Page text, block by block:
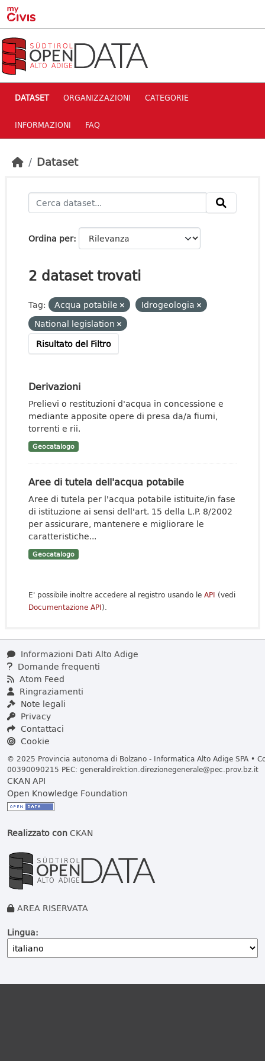
Skip to main content
DATASET ORGANIZZAZIONI CATEGORIE
INFORMAZIONI FAQ
Dataset
Ordina per
2 dataset trovati
Tag: Acqua potabile
Idrogeologia
National legislation
Risultato del Filtro
Derivazioni
Prelievi o restituzioni d'acqua in concessione e
mediante apposite opere di presa da/a fiumi,
torrenti e rii.
Geocatalogo
Aree di tutela dell'acqua potabile
Aree di tutela per l'acqua potabile istituite/in fase
di istituzione ai sensi dell'art. 15 della L.P. 8/2002
per assicurare, mantenere e migliorare le
caratteristiche...
Geocatalogo
E' possibile inoltre accedere al registro usando le API (vedi
Documentazione API).
Informazioni Dati Alto Adige
Domande frequenti
Atom Feed
Ringraziamenti
Note legali
Privacy
Contattaci
Cookie
© 2025 Provincia autonoma di Bolzano - Informatica Alto Adige SPA •
00390090215 PEC: generaldirektion.direzionegenerale@pec.prov.bz.it
CKAN API
Open Knowledge Foundation
Realizzato conCKAN
AREA RISERVATA
Lingua